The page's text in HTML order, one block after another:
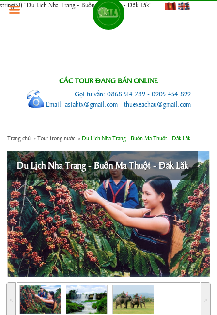
string(51) "Du Lịch Nha Trang - Buôn Ma Thuột - Đăk Lăk"
CÁC TOUR ĐANG BÁN ONLINE
Gọi tư vấn: 0868 514 789 - 0905 454 899
Email: asiahtx@gmail.com - thuexeachau@gmail.com
Trang chủ »Tour trong nước »Du Lịch Nha Trang - Buôn Ma Thuột - Đăk Lăk
˂ ˃
Du Lịch Nha Trang - Buôn Ma Thuột - Đăk Lăk